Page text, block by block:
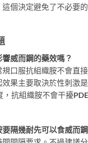
個決定避免了不必要
威而鋼的藥效嗎？
口服抗組織胺不會直
果主要取決於性刺激
，抗組織胺不會干擾
隔幾耐先可以食威而